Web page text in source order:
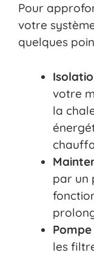
Pour
votre
quelques
votre
la
par un
les